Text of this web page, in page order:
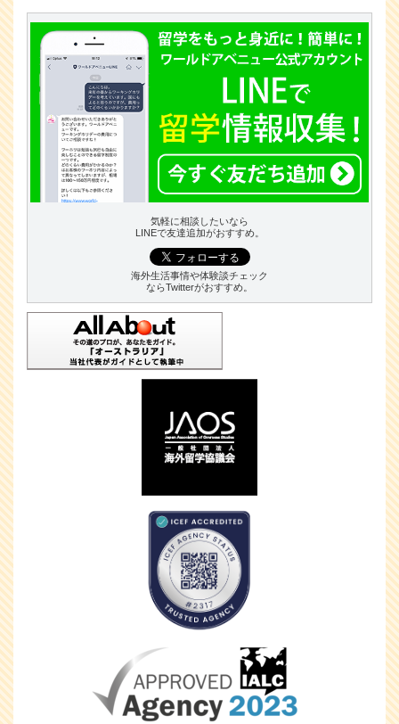
気軽に相談したいなら
LINEで友達追加がおすすめ。
海外生活事情や体験談チェック
ならTwitterがおすすめ。